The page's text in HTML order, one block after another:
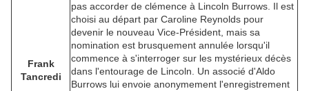
Frank
Tancredi
pas accorder de clémence à Lincoln Burrows. Il est
choisi au départ par Caroline Reynolds pour
devenir le nouveau Vice-Président, mais sa
nomination est brusquement annulée lorsqu'il
commence à s'interroger sur les mystérieux décès
dans l'entourage de Lincoln. Un associé d'Aldo
Burrows lui envoie anonymement l'enregistrement